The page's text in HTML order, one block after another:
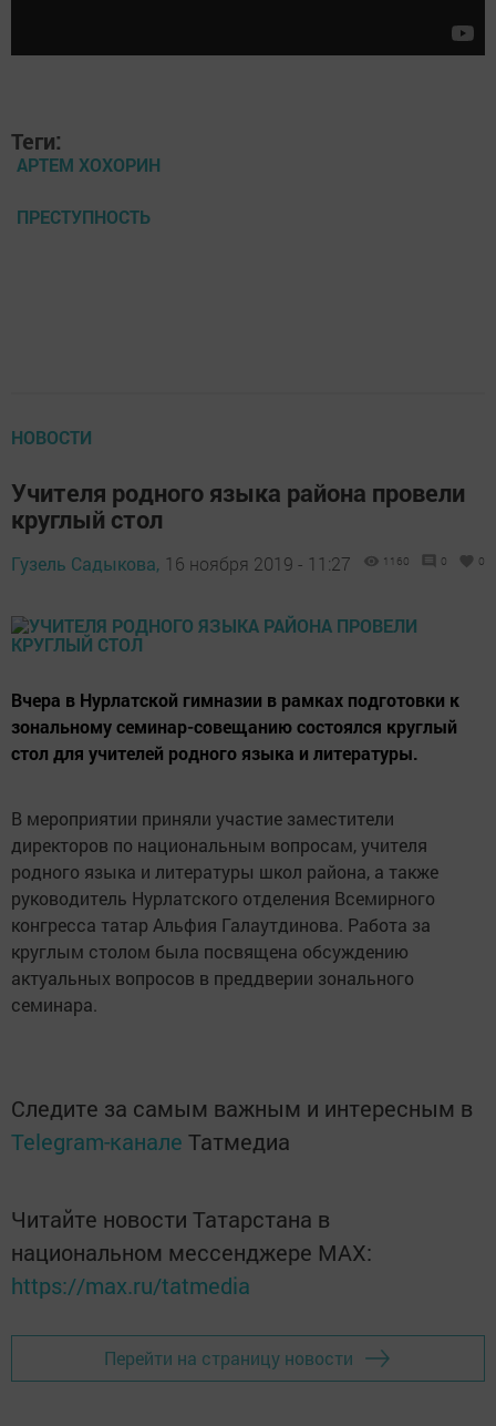
Теги:
АРТЕМ ХОХОРИН
ПРЕСТУПНОСТЬ
НОВОСТИ
Учителя родного языка района провели
круглый стол
Гузель Садыкова, 16 ноября 2019 - 11:27 1160 0 0
Вчера в Нурлатской гимназии в рамках подготовки к
зональному семинар-совещанию состоялся круглый
стол для учителей родного языка и литературы.
В мероприятии приняли участие заместители
директоров по национальным вопросам, учителя
родного языка и литературы школ района, а также
руководитель Нурлатского отделения Всемирного
конгресса татар Альфия Галаутдинова. Работа за
круглым столом была посвящена обсуждению
актуальных вопросов в преддверии зонального
семинара.
Следите за самым важным и интересным в
Telegram-канале Татмедиа
Читайте новости Татарстана в
национальном мессенджере MАХ:
https://max.ru/tatmedia
Перейти на страницу новости